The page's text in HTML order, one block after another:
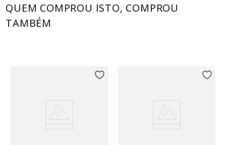
QUEM COMPROU ISTO, COMPROU
TAMBÉM